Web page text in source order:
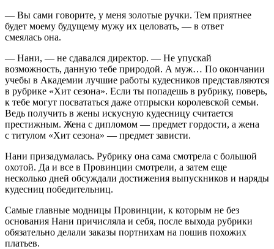
— Вы сами говорите, у меня золотые ручки. Тем приятнее
будет моему будущему мужу их целовать, — в ответ
смеялась она.
— Нани, — не сдавался директор. — Не упускай
возможность, данную тебе природой. А муж… По окончании
учебы в Академии лучшие работы кудесников представляются
в рубрике «Хит сезона». Если ты попадешь в рубрику, поверь,
к тебе могут посвататься даже отпрыски королевской семьи.
Ведь получить в жены искусную кудесницу считается
престижным. Жена с дипломом — предмет гордости, а жена
с титулом «Хит сезона» — предмет зависти.
Нани призадумалась. Рубрику она сама смотрела с большой
охотой. Да и все в Провинции смотрели, а затем еще
несколько дней обсуждали достижения выпускников и наряды
кудесниц победительниц.
Самые главные модницы Провинции, к которым не без
основания Нани причисляла и себя, после выхода рубрики
обязательно делали заказы портнихам на пошив похожих
платьев.